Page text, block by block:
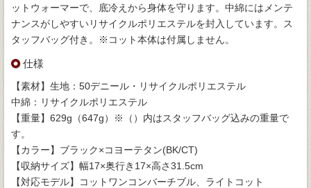
ットウォーマーで、底冷えから身体を守ります。中綿にはメンテ
ナンスがしやすいリサイクルポリエステルを封入しています。ス
タッフバッグ付き。※コット本体は付属しません。
仕様
【素材】生地：50デニール・リサイクルポリエステル
中綿：リサイクルポリエステル
【重量】629g（647g）※（）内はスタッフバッグ込みの重量で
す。
【カラー】ブラック×コヨーテタン(BK/CT)
【収納サイズ】幅17×奥行き17×高さ31.5cm
【対応モデル】コットワンコンバーチブル、ライトコット